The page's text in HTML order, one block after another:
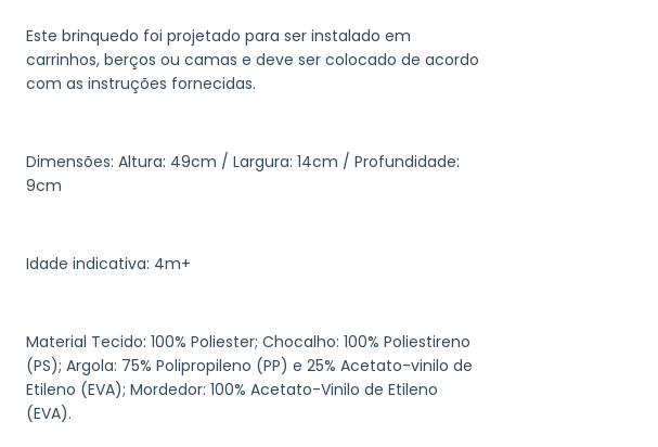
Este brinquedo foi projetado para ser instalado em
carrinhos, berços ou camas e deve ser colocado de acordo
com as instruções fornecidas.
Dimensões: Altura: 49cm / Largura: 14cm / Profundidade:
9cm
Idade indicativa: 4m+
Material Tecido: 100% Poliester; Chocalho: 100% Poliestireno
(PS); Argola: 75% Polipropileno (PP) e 25% Acetato-vinilo de
Etileno (EVA); Mordedor: 100% Acetato-Vinilo de Etileno
(EVA).